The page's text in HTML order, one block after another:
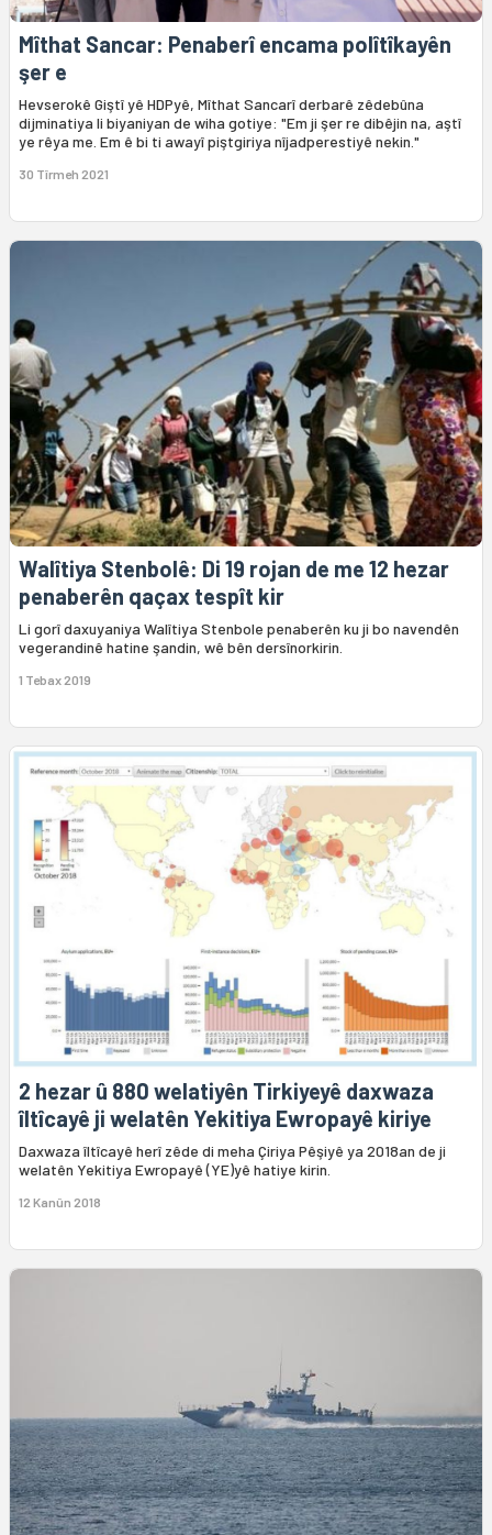
Mîthat Sancar: Penaberî encama polîtîkayên
şer e
Hevserokê Giştî yê HDPyê, Mîthat Sancarî derbarê zêdebûna
dijminatiya li biyaniyan de wiha gotiye: "Em ji şer re dibêjin na, aştî
ye rêya me. Em ê bi ti awayî piştgiriya nîjadperestiyê nekin."
30 Tîrmeh 2021
Walîtiya Stenbolê: Di 19 rojan de me 12 hezar
penaberên qaçax tespît kir
Li gorî daxuyaniya Walîtiya Stenbole penaberên ku ji bo navendên
vegerandinê hatine şandin, wê bên dersînorkirin.
1 Tebax 2019
2 hezar û 880 welatiyên Tirkiyeyê daxwaza
îltîcayê ji welatên Yekitiya Ewropayê kiriye
Daxwaza îltîcayê herî zêde di meha Çiriya Pêşiyê ya 2018an de ji
welatên Yekitiya Ewropayê (YE)yê hatiye kirin.
12 Kanûn 2018